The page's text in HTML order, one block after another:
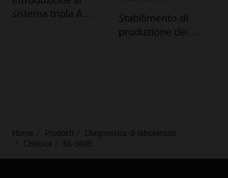
sistema tripla A
Stabilimento di
produzione dei
Home Prodotti
Diagnostica di laboratorio
Chimica
BS-360E